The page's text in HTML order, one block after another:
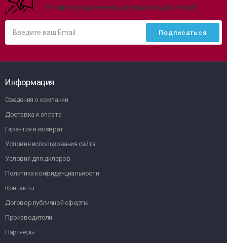
Лучшие предложения для наших подписчиков!
Информация
Сведения о компании
Доставка и оплата
Гарантия и возврат
Условия использования сайта
Условия для дилеров
Политика конфиденциальности
Контакты
Договор публичной оферты.
Производители
Партнёры